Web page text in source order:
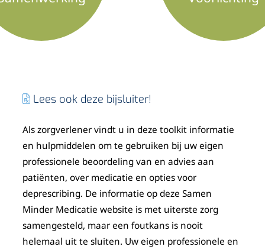
Lees ook deze bijsluiter!
Als zorgverlener vindt u in deze toolkit informatie
en hulpmiddelen om te gebruiken bij uw eigen
professionele beoordeling van en advies aan
patiënten, over medicatie en opties voor
deprescribing. De informatie op deze Samen
Minder Medicatie website is met uiterste zorg
samengesteld, maar een foutkans is nooit
helemaal uit te sluiten. Uw eigen professionele en